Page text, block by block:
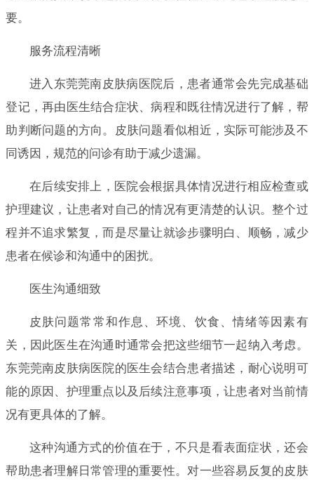
要。
服务流程清晰
进入东莞莞南皮肤病医院后，患者通常会先完成基础
登记，再由医生结合症状、病程和既往情况进行了解，帮
助判断问题的方向。皮肤问题看似相近，实际可能涉及不
同诱因，规范的问诊有助于减少遗漏。
在后续安排上，医院会根据具体情况进行相应检查或
护理建议，让患者对自己的情况有更清楚的认识。整个过
程并不追求繁复，而是尽量让就诊步骤明白、顺畅，减少
患者在候诊和沟通中的困扰。
医生沟通细致
皮肤问题常常和作息、环境、饮食、情绪等因素有
关，因此医生在沟通时通常会把这些细节一起纳入考虑。
东莞莞南皮肤病医院的医生会结合患者描述，耐心说明可
能的原因、护理重点以及后续注意事项，让患者对当前情
况有更具体的了解。
这种沟通方式的价值在于，不只是看表面症状，还会
帮助患者理解日常管理的重要性。对一些容易反复的皮肤